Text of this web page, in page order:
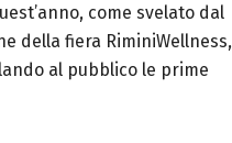
come svelato dal
della fiera RiminiWellness,
al pubblico le prime